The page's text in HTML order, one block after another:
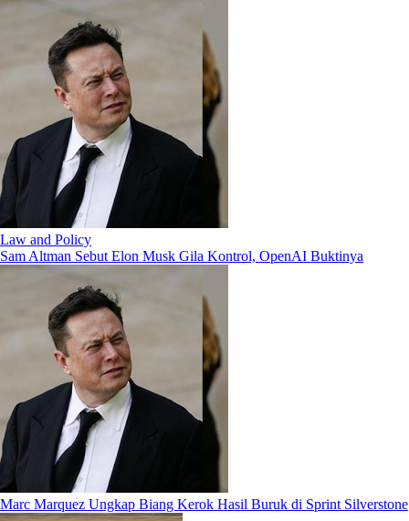
Law and Policy
Sam Altman Sebut Elon Musk Gila Kontrol, OpenAI Buktinya
Marc Marquez Ungkap Biang Kerok Hasil Buruk di Sprint Silverstone